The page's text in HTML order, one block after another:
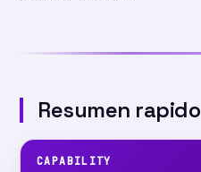
Resumen rapido
CAPABILITY